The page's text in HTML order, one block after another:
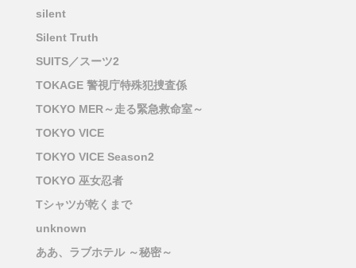
silent
Silent Truth
SUITS／スーツ2
TOKAGE 警視庁特殊犯捜査係
TOKYO MER～走る緊急救命室～
TOKYO VICE
TOKYO VICE Season2
TOKYO 巫女忍者
Tシャツが乾くまで
unknown
ああ、ラブホテル ～秘密～